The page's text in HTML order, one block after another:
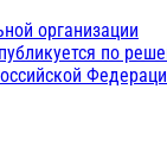
организации
по